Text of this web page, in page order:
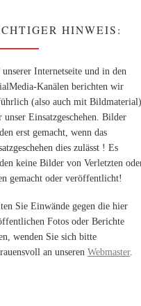
HINWEIS:
Internetseite und in den
Kanälen berichten wir
(also auch mit Bildmaterial)
unser Einsatzgeschehen. Bilder
erst gemacht, wenn das
dies zulässt ! Es
keine Bilder von Verletzten
gemacht oder veröffentlicht!
Sie Einwände gegen die hier
Fotos oder Berichte
wenden Sie sich bitte
an unseren Webmaster.